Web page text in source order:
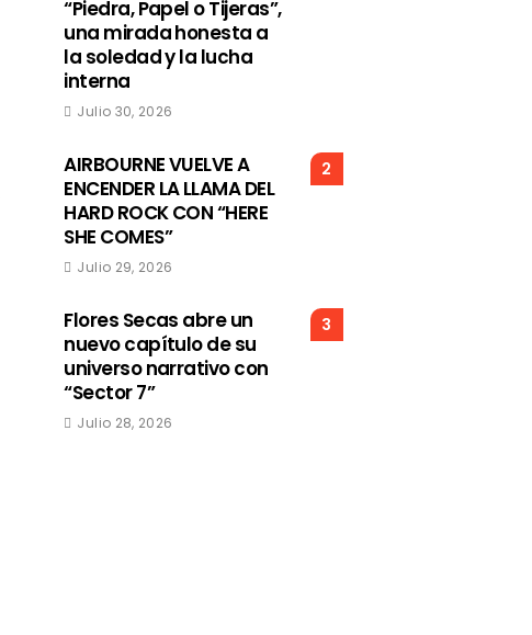
“Piedra, Papel o Tijeras”,
una mirada honesta a
la soledad y la lucha
interna
Julio 30, 2026
2
AIRBOURNE VUELVE A
ENCENDER LA LLAMA DEL
HARD ROCK CON “HERE
SHE COMES”
Julio 29, 2026
3
Flores Secas abre un
nuevo capítulo de su
universo narrativo con
“Sector 7”
Julio 28, 2026